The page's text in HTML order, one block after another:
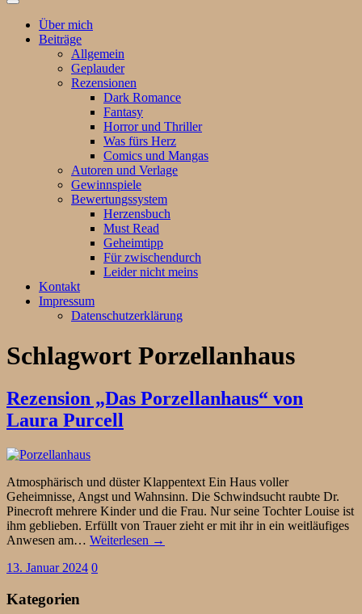
Suchfeld
ein-/ausblenden
Über mich
Beiträge
Allgemein
Geplauder
Rezensionen
Dark Romance
Fantasy
Horror und Thriller
Was fürs Herz
Comics und Mangas
Autoren und Verlage
Gewinnspiele
Bewertungssystem
Herzensbuch
Must Read
Geheimtipp
Für zwischendurch
Leider nicht meins
Kontakt
Impressum
Datenschutzerklärung
Schlagwort Porzellanhaus
Rezension „Das Porzellanhaus“ von
Laura Purcell
Atmosphärisch und düster Klappentext Ein Haus voller
Geheimnisse, Angst und Wahnsinn. Die Schwindsucht raubte Dr.
Pinecroft mehrere Kinder und die Frau. Nur seine Tochter Louise ist
ihm geblieben. Erfüllt von Trauer zieht er mit ihr in ein weitläufiges
Anwesen am… Weiterlesen →
13. Januar 2024 0
Kategorien